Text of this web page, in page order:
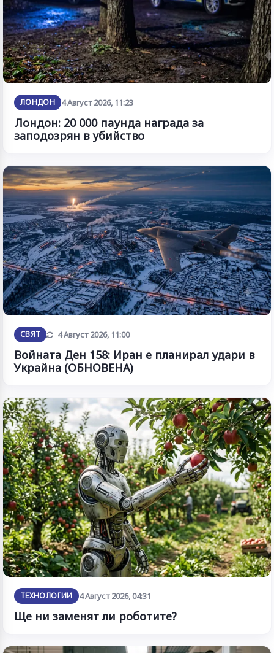
ЛОНДОН 4 Август 2026, 11:23
Лондон: 20 000 паунда награда за
заподозрян в убийство
СВЯТ Обновена
4 Август 2026, 11:00
Войната Ден 158: Иран е планирал удари в
Украйна (ОБНОВЕНА)
ТЕХНОЛОГИИ 4 Август 2026, 04:31
Ще ни заменят ли роботите?